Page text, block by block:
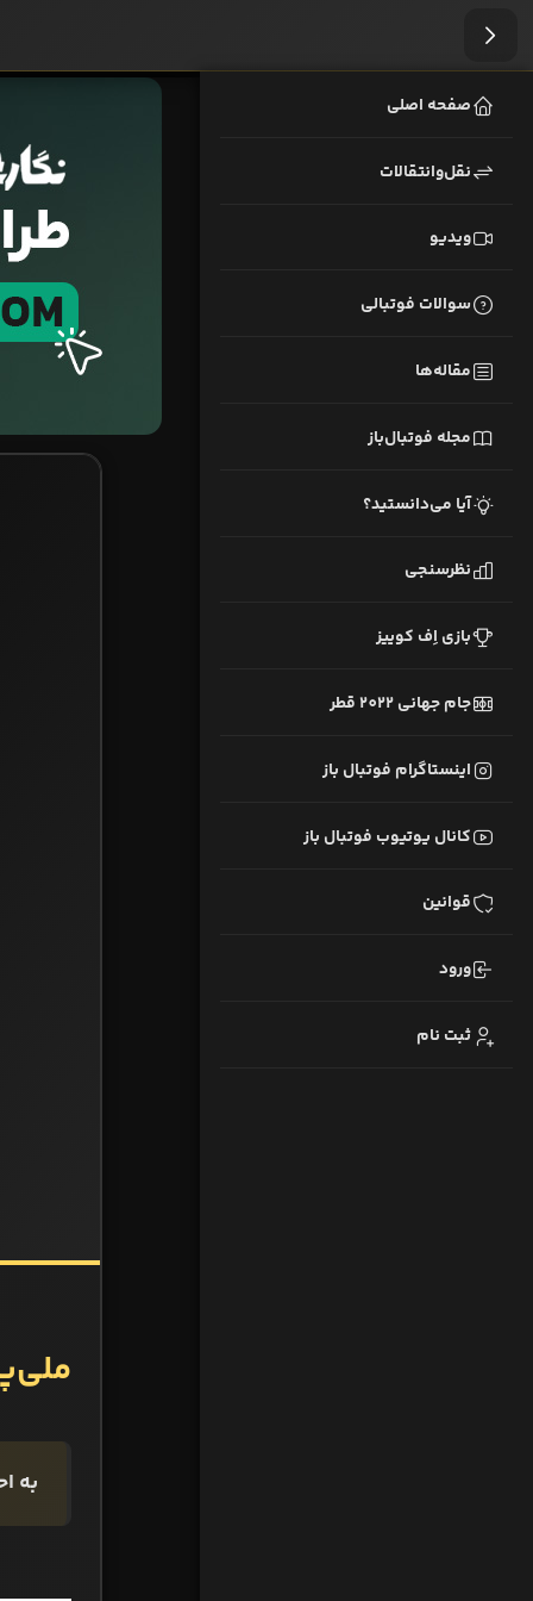
صفحه اصلی
نقل‌وانتقالات
ویدیو
سوالات فوتبالی
مقاله‌ها
مجله فوتبال‌باز
آیا می‌دانستید؟
نظرسنجی
بازی اِف کوییز
جام جهانی 2022 قطر
اینستاگرام فوتبال باز
کانال یوتیوب فوتبال باز
قوانین
ورود
ثبت نام
به